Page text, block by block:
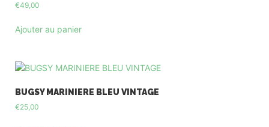
€49,00
Ajouter au panier
BUGSY MARINIERE BLEU VINTAGE
€25,00